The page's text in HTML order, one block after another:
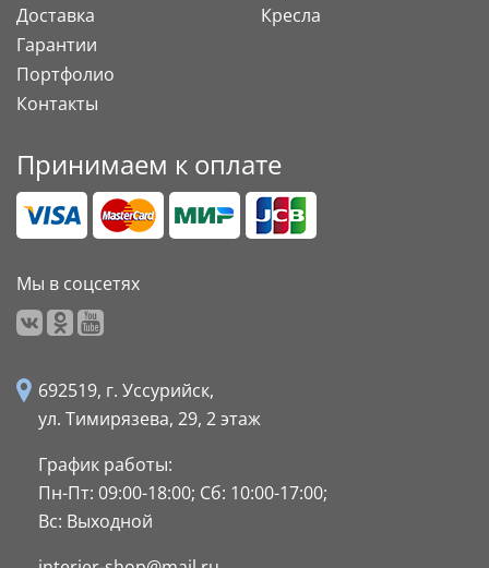
Доставка
Гарантии
Портфолио
Контакты
Кресла
Принимаем к оплате
Мы в соцсетях
692519, г. Уссурийск,
ул. Тимирязева, 29, 2 этаж
График работы:
Пн-Пт: 09:00-18:00; Сб: 10:00-17:00;
Вс: Выходной